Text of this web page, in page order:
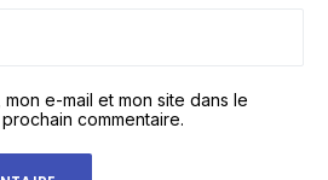
e-mail et mon site dans le
commentaire.